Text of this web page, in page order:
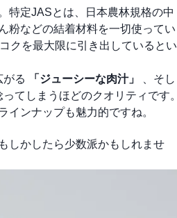
特定JASとは、日本農林規格の中
粉などの結着材料を一切使ってい
クを最大限に引き出しているとい
がる 「ジューシーな肉汁」
、そし
てしまうほどのクオリティです。
ンナップも魅力的ですね。
しかしたら少数派かもしれませ